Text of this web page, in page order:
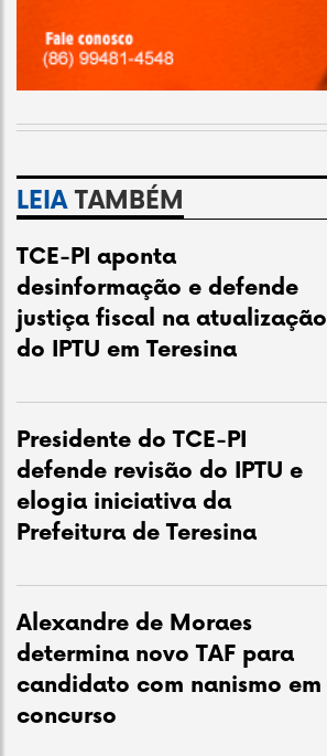
LEIATAMBÉM
TCE-PI aponta
desinformação e defende
justiça fiscal na atualização
do IPTU em Teresina
Presidente do TCE-PI
defende revisão do IPTU e
elogia iniciativa da
Prefeitura de Teresina
Alexandre de Moraes
determina novo TAF para
candidato com nanismo em
concurso